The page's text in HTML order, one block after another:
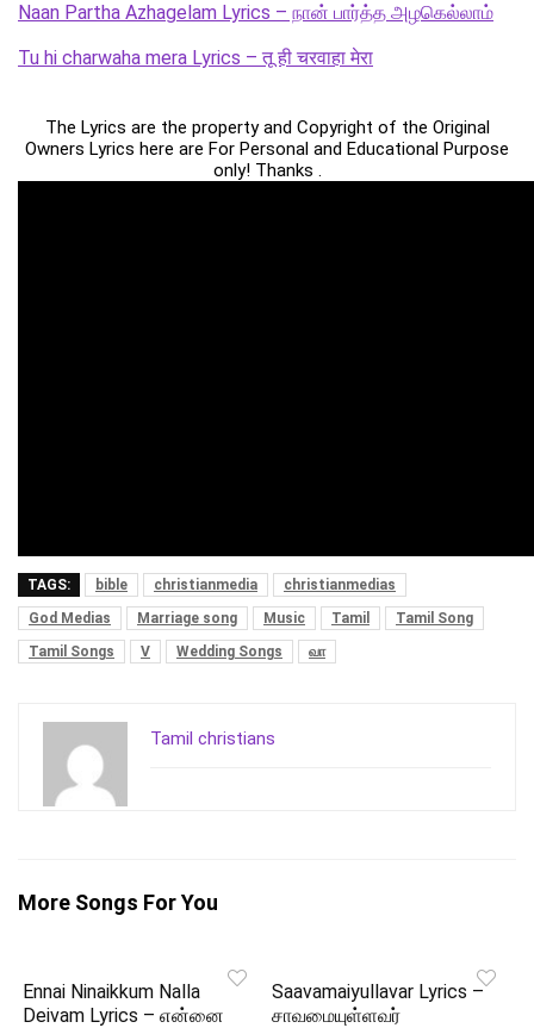
Naan Partha Azhagelam Lyrics – நான் பார்த்த அழகெல்லாம்
Tu hi charwaha mera Lyrics – तू ही चरवाहा मेरा
The Lyrics are the property and Copyright of the Original
Owners Lyrics here are For Personal and Educational Purpose
only! Thanks .
TAGS: bible christianmedia
christianmedias
God Medias
Marriage song Music Tamil
Tamil Song
Tamil Songs
V Wedding Songs வா
Tamil christians
More Songs For You
Ennai Ninaikkum Nalla
Deivam Lyrics – என்னை
Saavamaiyullavar Lyrics –
சாவமையுள்ளவர்